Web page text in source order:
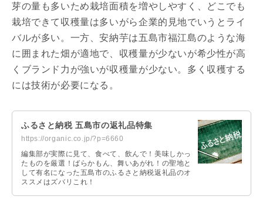
芽の量も多いため栽培面積を増やしやすく、どこでも
栽培できて収穫量は多いがら企業的見地でいうとライ
バルが多い。一方、安納芋は五島市福江島のような海
に囲まれた畑が適地で、収穫量が少ないが希少性が高
くブランド力が強いが収穫量が少ない。多く収穫する
には技術が必要になる。
ふるさと納税 五島市の返礼品特集
https://organic.co.jp/?p=6660
編集部が実際に見て、食べて、飲んで！美味しかっ
たものを厳選！ばらかもん、舞いあがれ！の聖地と
して有名になった五島市のふるさと納税返礼品のオ
ススメはズバリこれ！